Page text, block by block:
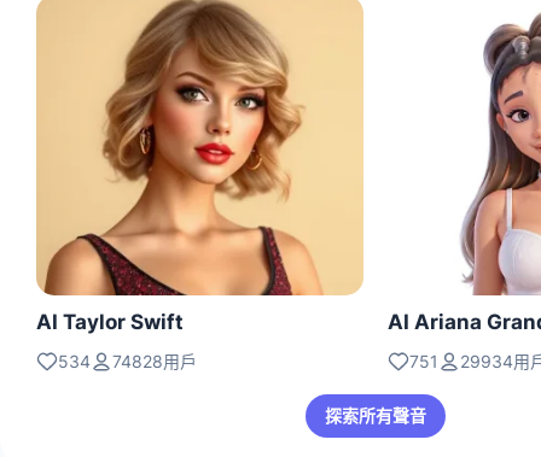
AI Taylor Swift
534 74828用戶
AI Ariana
751 29934用
探索所有聲音